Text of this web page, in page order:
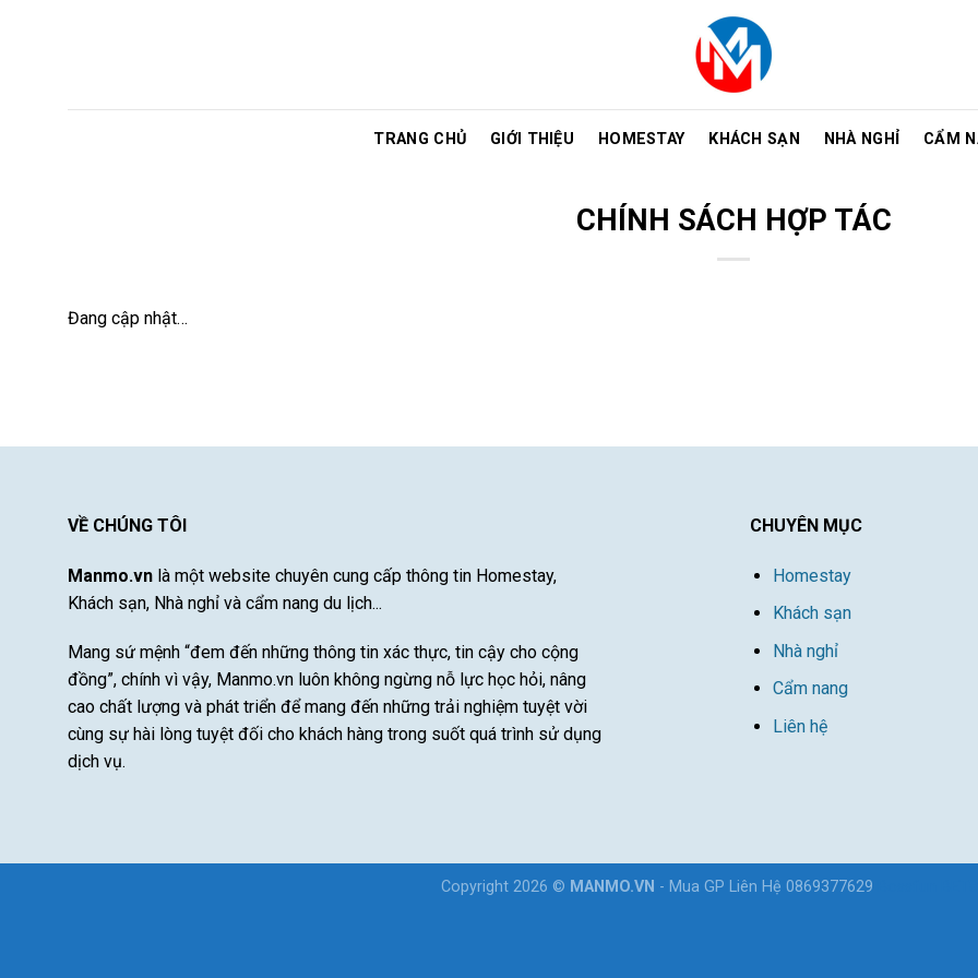
TRANG CHỦ GIỚI THIỆU HOMESTAY KHÁCH SẠN NHÀ NGHỈ CẨM
CHÍNH SÁCH HỢP TÁC
Đang cập nhật…
VỀ CHÚNG TÔI
Manmo.vn là một website chuyên cung cấp thông tin Homestay,
Khách sạn, Nhà nghỉ và cẩm nang du lịch...
Mang sứ mệnh “đem đến những thông tin xác thực, tin cậy cho cộng
đồng”, chính vì vậy, Manmo.vn luôn không ngừng nỗ lực học hỏi, nâng
cao chất lượng và phát triển để mang đến những trải nghiệm tuyệt vời
cùng sự hài lòng tuyệt đối cho khách hàng trong suốt quá trình sử dụng
dịch vụ.
CHUYÊN MỤC
Homestay
Khách sạn
Nhà nghỉ
Cẩm nang
Liên hệ
Copyright 2026 © MANMO.VN - Mua GP Liên Hệ 0869377629